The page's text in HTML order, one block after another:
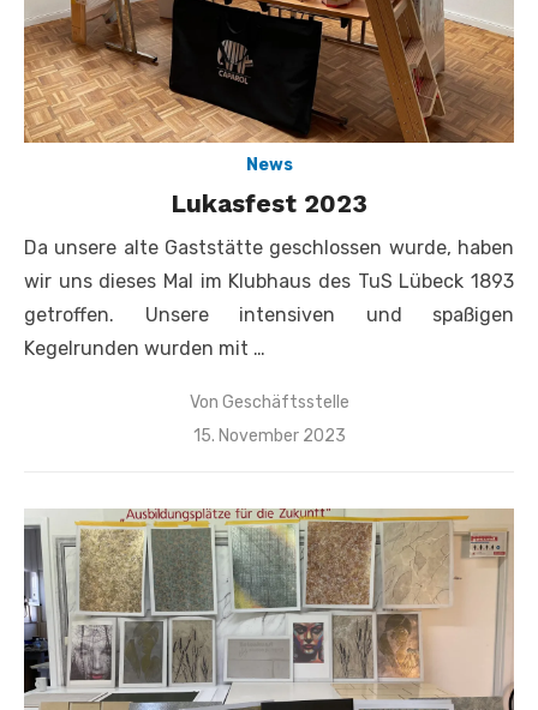
News
Lukasfest 2023
Da unsere alte Gaststätte geschlossen wurde, haben
wir uns dieses Mal im Klubhaus des TuS Lübeck 1893
getroffen. Unsere intensiven und spaßigen
Kegelrunden wurden mit …
Von Geschäftsstelle
Veröffentlicht
15. November 2023